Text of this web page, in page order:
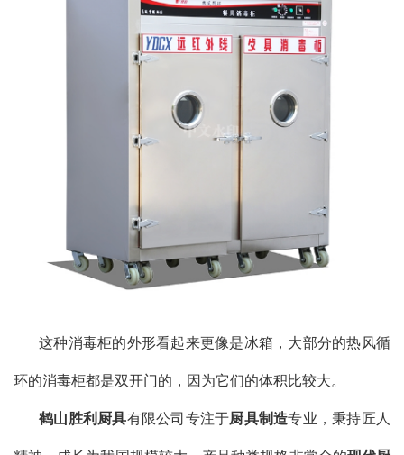
这种消毒柜的外形看起来更像是冰箱，大部分的热风循
环的消毒柜都是双开门的，因为它们的体积比较大。
鹤山胜利厨具有限公司专注于厨具制造专业，秉持匠人